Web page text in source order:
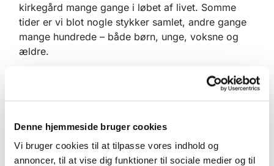
Denne hjemmeside bruger cookies
Vi bruger cookies til at tilpasse vores indhold og
annoncer, til at vise dig funktioner til sociale medier og til
kirkegård mange gange i løbet af livet. Somme
tider er vi blot nogle stykker samlet, andre gange
mange hundrede – både børn, unge, voksne og
ældre.
Et hjertestop eller en anden ulykke ser ikke på
til et trygt sted at færdes. Kan du førstehjælp, er
du godt klædt, hvis nogen får brug for hjælp,
mens de besøger folkekirken i Roskilde. Så prik